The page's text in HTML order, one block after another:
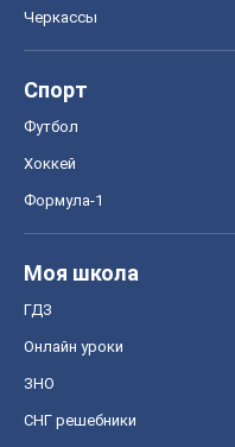
Черкассы
Спорт
Футбол
Хоккей
Формула-1
Моя школа
ГДЗ
Онлайн уроки
ЗНО
СНГ решебники